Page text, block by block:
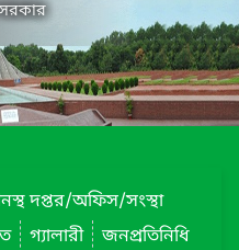
সরকার
দপ্তর/অফিস/সংস্থা
গ্যালারী
জনপ্রতিনিধি